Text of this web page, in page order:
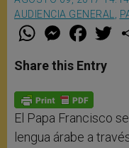
AUDIENCIA GENERAL
W
t
s
p
p
M
e
s
e
g
e
r
F
a
e
b
o
k
w
Share this Entry
El Papa Francisco
lengua árabe a